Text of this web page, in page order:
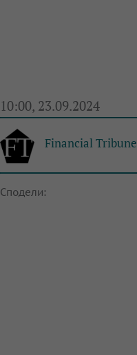
10:00, 23.09.2024
Financial Tribune
Сподели: